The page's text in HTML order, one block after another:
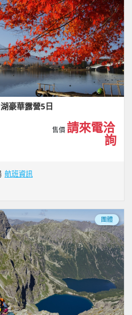
豪華露營5日
售價 請來電洽
詢
航班資訊
團體